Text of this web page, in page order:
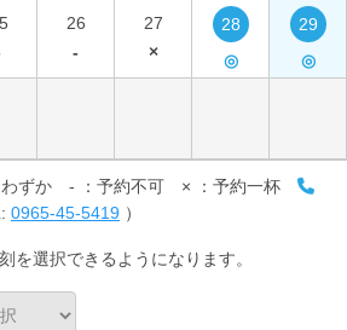
26
-
27
×
28
◎
29
◎
ずか - ：予約不可 × ：予約一杯
0965-45-5419 ）
を選択できるようになります。